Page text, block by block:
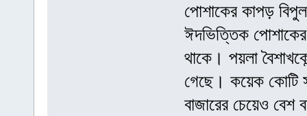
পোশাকের কাপড়
ঈদভিত্তিক
থাকে। পয়লা
গেছে। কয়েক
বাজারের চেয়েও